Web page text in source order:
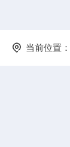
当前位置：